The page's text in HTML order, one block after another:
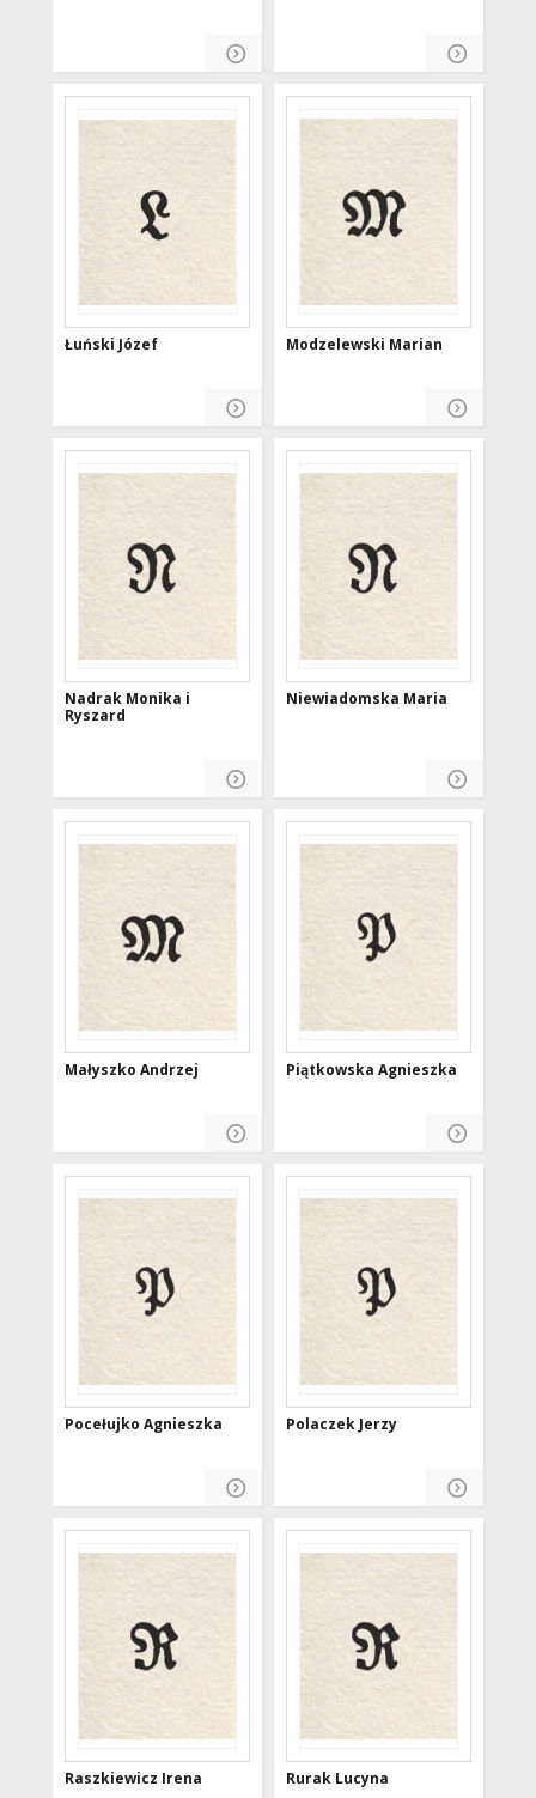
Łuński Józef Modzelewski Marian
Nadrak Monika i
Ryszard
Niewiadomska Maria
Małyszko Andrzej Piątkowska Agnieszka
Pocełujko Agnieszka Polaczek Jerzy
Raszkiewicz Irena Rurak Lucyna